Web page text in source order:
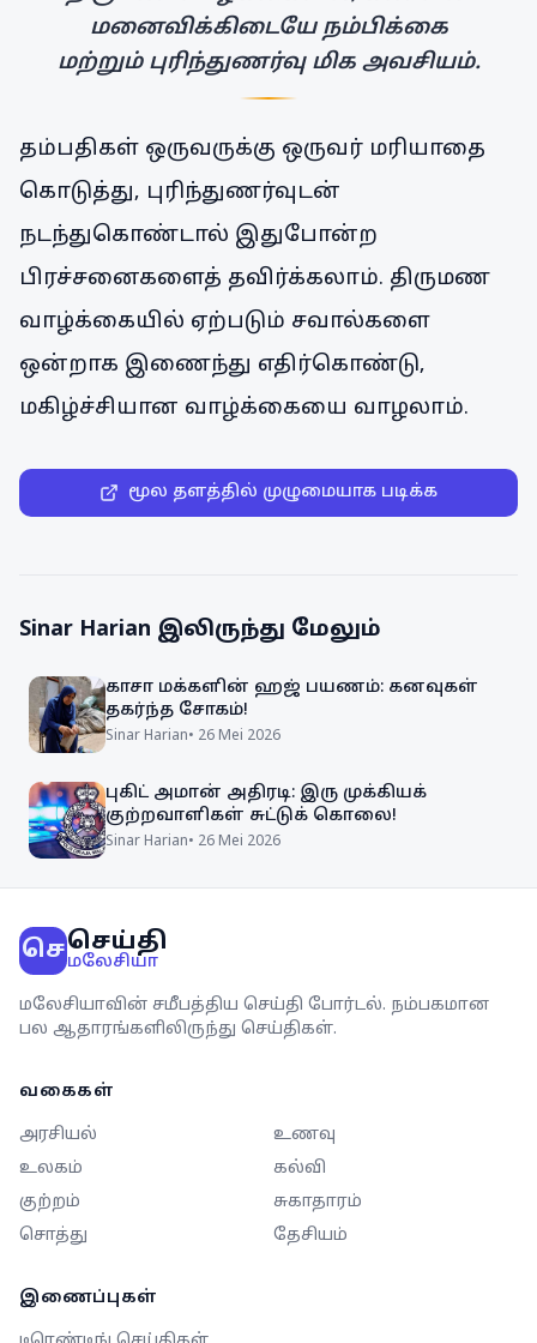
மனைவிக்கிடையே நம்பிக்கை
மற்றும் புரிந்துணர்வு மிக அவசியம்.
தம்பதிகள் ஒருவருக்கு ஒருவர் மரியாதை
கொடுத்து, புரிந்துணர்வுடன்
நடந்துகொண்டால் இதுபோன்ற
பிரச்சனைகளைத் தவிர்க்கலாம். திருமண
வாழ்க்கையில் ஏற்படும் சவால்களை
ஒன்றாக இணைந்து எதிர்கொண்டு,
மகிழ்ச்சியான வாழ்க்கையை வாழலாம்.
மூல தளத்தில் முழுமையாக படிக்க
Sinar Harian இலிருந்து மேலும்
காசா மக்களின் ஹஜ் பயணம்: கனவுகள்
தகர்ந்த சோகம்!
Sinar Harian• 26 Mei 2026
புகிட் அமான் அதிரடி: இரு முக்கியக்
குற்றவாளிகள் சுட்டுக் கொலை!
Sinar Harian• 26 Mei 2026
செசெய்தி
மலேசியா
மலேசியாவின் சமீபத்திய செய்தி போர்டல். நம்பகமான
பல ஆதாரங்களிலிருந்து செய்திகள்.
வகைகள்
அரசியல்
உணவு
உலகம்
கல்வி
குற்றம்
சுகாதாரம்
சொத்து
தேசியம்
இணைப்புகள்